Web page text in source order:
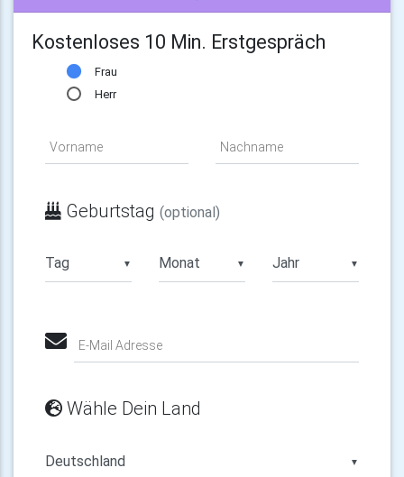
Kostenloses 10 Min. Erstgespräch
Frau
Herr
Vorname Nachname
Geburtstag (optional)
▼ ▼ ▼
E-Mail Adresse
Wähle Dein Land
▼